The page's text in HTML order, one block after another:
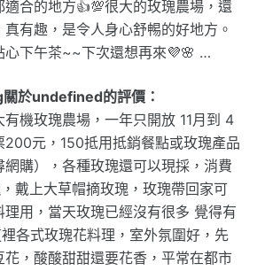
合的地方👍💯很大的玫瑰農場，還
有趣，是令人身心舒𣈱的好地方。
心下午茶~~下次還想再來💜🌸 …
於undefined的評價：
機玫瑰農場，一年只開放 11月到 4
200元，150抵用抵銷餐點或玫瑰產品
網購），各種玫瑰還可以現採，消費
戴上大草帽摘玫瑰，玫瑰帶回家可
用，當天玫瑰已經沒有很多 覺得有
各式玫瑰花料理，室外氛圍好，先
，酸酸甜甜還要花香，平常在都市